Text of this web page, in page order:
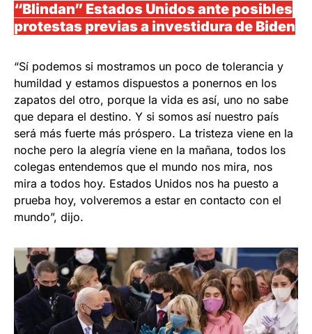
“Blindan” Estados Unidos ante posibles
protestas previas a investidura de Biden
“Sí podemos si mostramos un poco de tolerancia y
humildad y estamos dispuestos a ponernos en los
zapatos del otro, porque la vida es así, uno no sabe
que depara el destino. Y si somos así nuestro país
será más fuerte más próspero. La tristeza viene en la
noche pero la alegría viene en la mañana, todos los
colegas entendemos que el mundo nos mira, nos
mira a todos hoy. Estados Unidos nos ha puesto a
prueba hoy, volveremos a estar en contacto con el
mundo”, dijo.